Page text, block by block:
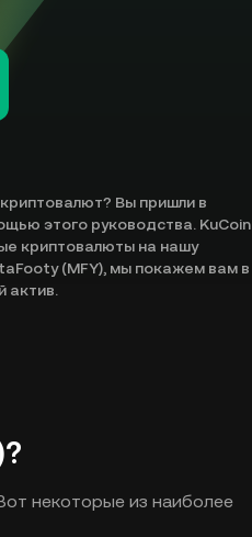
Вы пришли в
этого руководства. KuCoin
криптовалюты на нашу
(MFY), мы покажем вам в
актив.
некоторые из наиболее